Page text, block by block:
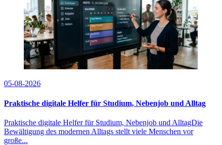
05-08-2026
Praktische digitale Helfer für Studium, Nebenjob und Alltag
Praktische digitale Helfer für Studium, Nebenjob und AlltagDie
Bewältigung des modernen Alltags stellt viele Menschen vor
große...